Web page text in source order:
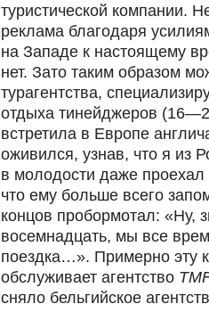
туристической компании.
реклама благодаря
на Западе к настоящему
нет. Зато таким образом
турагентства,
отдыха тинейджеров
встретила в Европе
оживился, узнав, что я из
в молодости даже
что ему больше всего
концов пробормотал: «Ну,
восемнадцать, мы все
поездка…». Примерно эту
обслуживает агентство
сняло бельгийское